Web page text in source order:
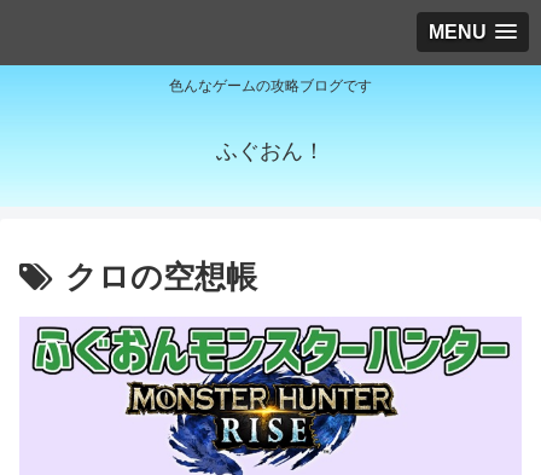
MENU
色んなゲームの攻略ブログです
ふぐおん！
クロの空想帳